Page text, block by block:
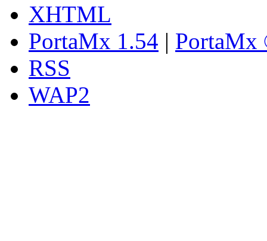
XHTML
PortaMx 1.54 | PortaMx
RSS
WAP2